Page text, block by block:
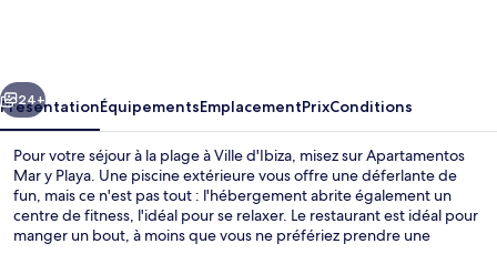
Suivant
24+
PrésentationÉquipementsEmplacementPrixConditions
Pour votre séjour à la plage à Ville d'Ibiza, misez sur Apartamentos
Mar y Playa. Une piscine extérieure vous offre une déferlante de
fun, mais ce n'est pas tout : l'hébergement abrite également un
centre de fitness, l'idéal pour se relaxer. Le restaurant est idéal pour
manger un bout, à moins que vous ne préfériez prendre une